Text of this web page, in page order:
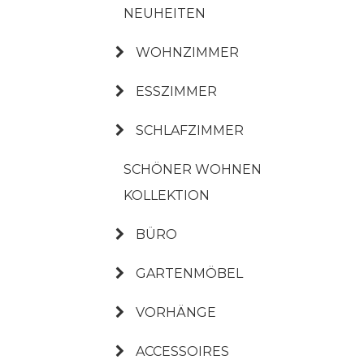
NEUHEITEN
WOHNZIMMER
ESSZIMMER
SCHLAFZIMMER
SCHÖNER WOHNEN
KOLLEKTION
BÜRO
GARTENMÖBEL
VORHÄNGE
ACCESSOIRES